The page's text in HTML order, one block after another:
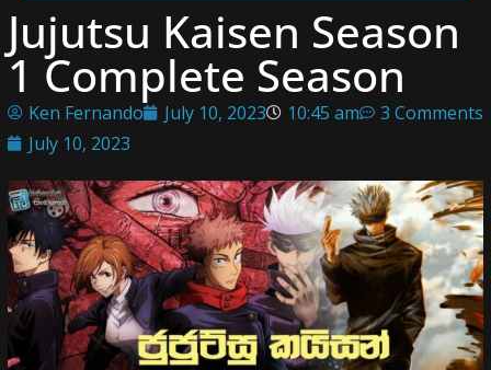
Jujutsu Kaisen Season
1 Complete Season
Ken Fernando July 10, 2023 10:45 am
3 Comments
July 10, 2023